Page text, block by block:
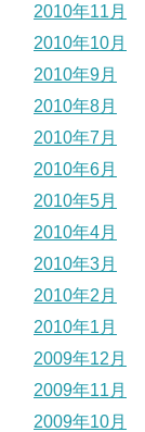
2010年11月
2010年10月
2010年9月
2010年8月
2010年7月
2010年6月
2010年5月
2010年4月
2010年3月
2010年2月
2010年1月
2009年12月
2009年11月
2009年10月